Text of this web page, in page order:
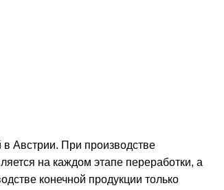
Австрии. При производстве
на каждом этапе переработки, а
конечной продукции только